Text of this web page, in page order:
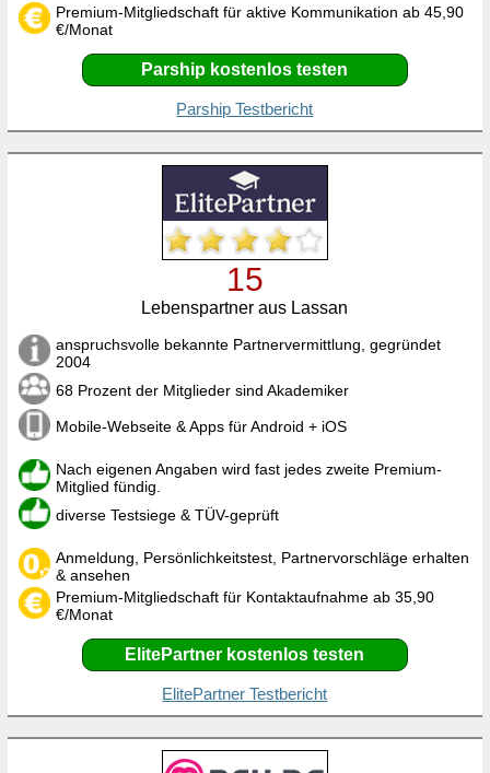
Premium-Mitgliedschaft für aktive Kommunikation ab 45,90
€/Monat
Parship kostenlos testen
Parship Testbericht
15
Lebenspartner aus Lassan
anspruchsvolle bekannte Partnervermittlung, gegründet
2004
68 Prozent der Mitglieder sind Akademiker
Mobile-Webseite & Apps für Android + iOS
Nach eigenen Angaben wird fast jedes zweite Premium-
Mitglied fündig.
diverse Testsiege & TÜV-geprüft
Anmeldung, Persönlichkeitstest, Partnervorschläge erhalten
& ansehen
Premium-Mitgliedschaft für Kontaktaufnahme ab 35,90
€/Monat
ElitePartner kostenlos testen
ElitePartner Testbericht